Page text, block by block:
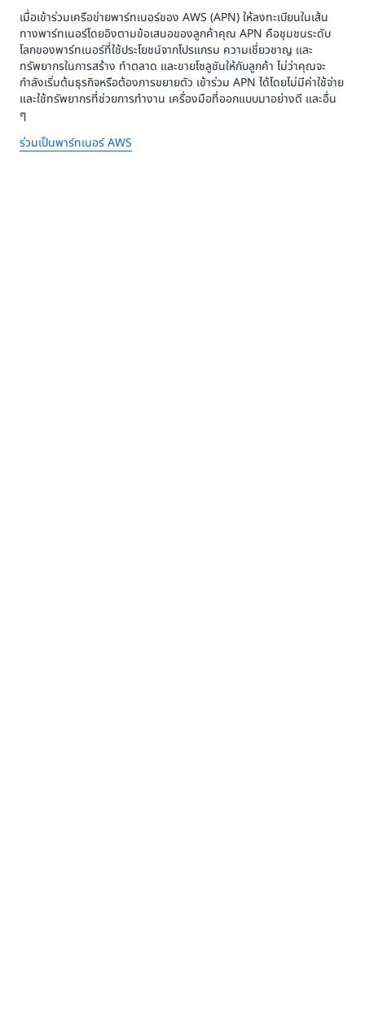
เมื่อเข้าร่วมเครือข่ายพาร์ทเนอร์ของ AWS (APN) ให้ลงทะเบียนในเส้น
ทางพาร์ทเนอร์โดยอิงตามข้อเสนอของลูกค้าคุณ APN คือชุมชนระดับ
โลกของพาร์ทเนอร์ที่ใช้ประโยชน์จากโปรแกรม ความเชี่ยวชาญ และ
ทรัพยากรในการสร้าง ทำตลาด และขายโซลูชันให้กับลูกค้า ไม่ว่าคุณจะ
กำลังเริ่มต้นธุรกิจหรือต้องการขยายตัว เข้าร่วม APN ได้โดยไม่มีค่าใช้จ่าย
และใช้ทรัพยากรที่ช่วยการทำงาน เครื่องมือที่ออกแบบมาอย่างดี และอื่น
ๆ
ร่วมเป็นพาร์ทเนอร์ AWS